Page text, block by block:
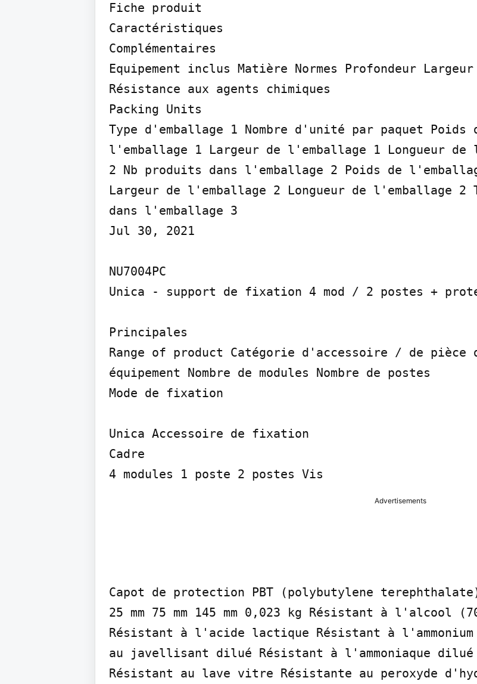
Fiche produit
Caractéristiques
Complémentaires
Equipement inclus Matière Normes Profondeur
Résistance aux agents chimiques
Packing Units
Type d'emballage 1 Nombre d'unité par paquet
l'emballage 1 Largeur de l'emballage 1 Longueur de
2 Nb produits dans l'emballage 2 Poids de
Largeur de l'emballage 2 Longueur de l'emballage 2
dans l'emballage 3
Jul 30, 2021
NU7004PC
Unica - support de fixation 4 mod / 2 postes +
Principales
Range of product Catégorie d'accessoire / de pièce
équipement Nombre de modules Nombre de postes
Mode de fixation
Unica Accessoire de fixation
Cadre
4 modules 1 poste 2 postes Vis
Advertisements
Capot de protection PBT (polybutylene terephthalate)
25 mm 75 mm 145 mm 0,023 kg Résistant à l'alcool
Résistant à l'acide lactique Résistant à
au javellisant dilué Résistant à l'ammoniaque dilué
Résistant au lave vitre Résistante au peroxyde